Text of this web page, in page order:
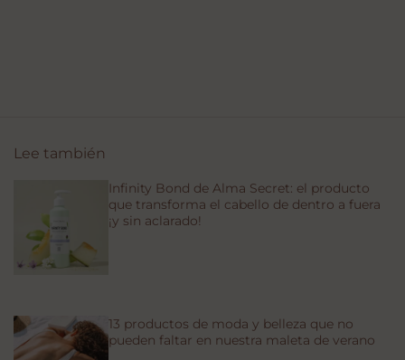
Lee también
Infinity Bond de Alma Secret: el producto
que transforma el cabello de dentro a fuera
¡y sin aclarado!
13 productos de moda y belleza que no
pueden faltar en nuestra maleta de verano